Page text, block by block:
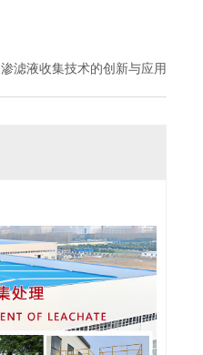
渗滤液收集技术的创新与应用